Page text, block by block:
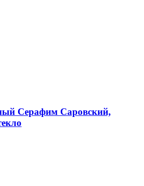
Серафим Саровский,